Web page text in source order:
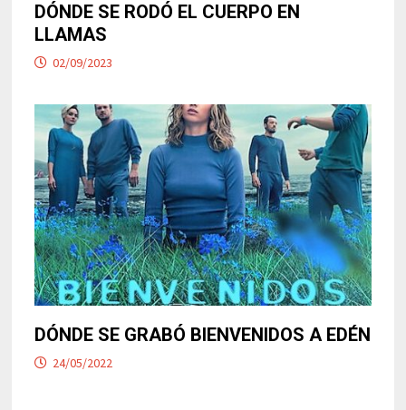
DÓNDE SE RODÓ EL CUERPO EN
LLAMAS
02/09/2023
DÓNDE SE GRABÓ BIENVENIDOS A EDÉN
24/05/2022